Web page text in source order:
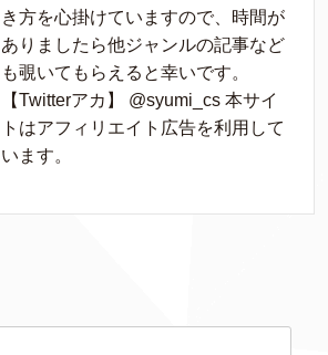
き方を心掛けていますので、時間が
ありましたら他ジャンルの記事など
も覗いてもらえると幸いです。
【Twitterアカ】 @syumi_cs 本サイ
トはアフィリエイト広告を利用して
います。